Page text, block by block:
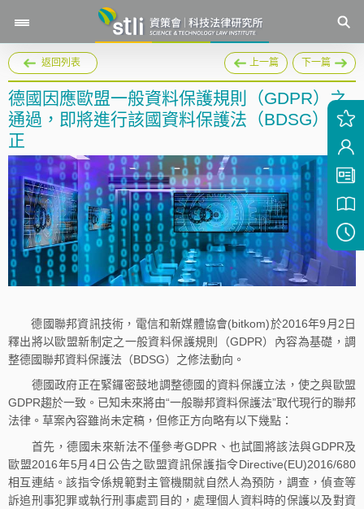
返回列表 上一篇 下一篇
德國因應歐盟一般資料保護規則（GDPR）之
通過，即將進行該國資料保護法（BDSG）修
正
德國聯邦資訊技術，電信和新媒體協會(bitkom)於2016年9月2日
釋出將以歐盟新制定之一般資料保護規則（GDPR）內容為基礎，調
整德國聯邦資料保護法（BDSG）之修法動向。
德國政府正在緊鑼密鼓地調整德國的資料保護立法，使之與歐盟
GDPR趨於一致。已知未來將由“一般聯邦資料保護法”取代現行的聯邦
法律。草案內容雖尚未定稿，但修正方向略有以下幾點：
首先，德國未來新法不僅參考GDPR、也試圖將該法與GDPR及
歐盟2016年5月4日公告之歐盟資訊保護指令Directive(EU)2016/680
相互連結。該指令係規範對主管機關就自然人為預防，調查，偵查等
訴追刑事犯罪或執行刑事處罰目的，處理個人資料時的保護以及對資